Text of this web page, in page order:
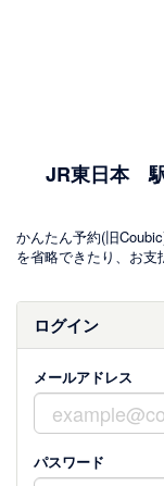
JR東日本
かんたん予約(旧
を省略できたり、お支
ログイン
メールアドレス
パスワード